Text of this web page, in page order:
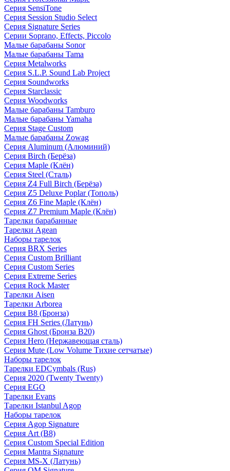
Серия SensiTone
Серия Session Studio Select
Серия Signature Series
Серии Soprano, Effects, Piccolo
Малые барабаны Sonor
Малые барабаны Tama
Серия Metalworks
Серия S.L.P. Sound Lab Project
Серия Soundworks
Серия Starclassic
Серия Woodworks
Малые барабаны Tamburo
Малые барабаны Yamaha
Серия Stage Custom
Малые барабаны Zowag
Серия Aluminum (Алюминий)
Серия Birch (Берёза)
Серия Maple (Клён)
Серия Steel (Сталь)
Серия Z4 Full Birch (Берёза)
Серия Z5 Deluxe Poplar (Тополь)
Серия Z6 Fine Maple (Клён)
Серия Z7 Premium Maple (Клён)
Тарелки барабанные
Тарелки Agean
Наборы тарелок
Серия BRX Series
Серия Custom Brilliant
Серия Custom Series
Серия Extreme Series
Серия Rock Master
Тарелки Aisen
Тарелки Arborea
Серия B8 (Бронза)
Серия FH Series (Латунь)
Серия Ghost (Бронза B20)
Серия Hero (Нержавеющая сталь)
Серия Mute (Low Volume Тихие сетчатые)
Наборы тарелок
Тарелки EDCymbals (Rus)
Серия 2020 (Twenty Twenty)
Серия EGO
Тарелки Evans
Тарелки Istanbul Agop
Наборы тарелок
Серия Agop Signature
Серия Art (B8)
Серия Custom Special Edition
Серия Mantra Signature
Серия MS-X (Латунь)